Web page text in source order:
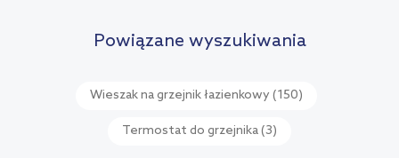
Powiązane wyszukiwania
Wieszak na grzejnik łazienkowy (150)
Termostat do grzejnika(3)